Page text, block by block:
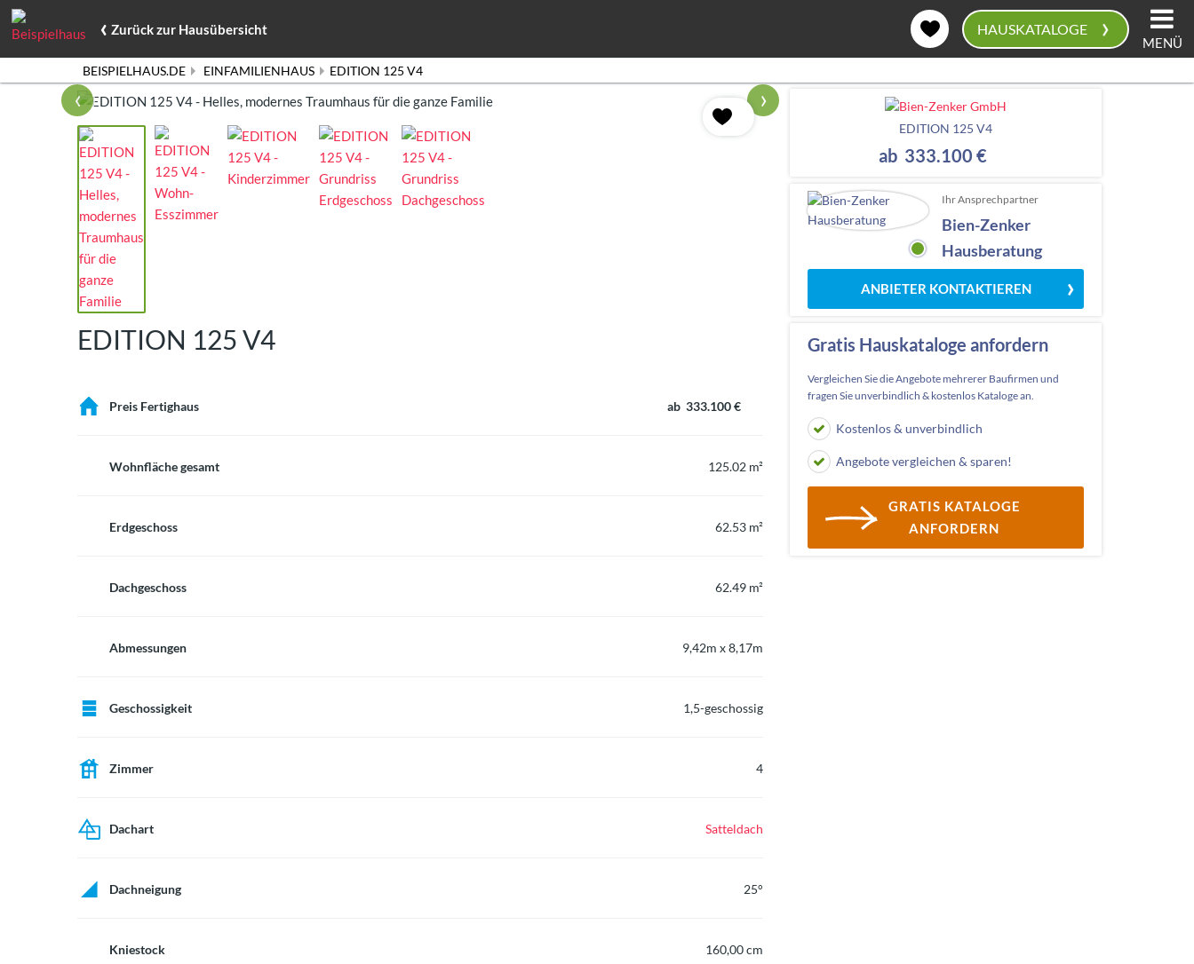
‹ Zurückzur Hausübersicht HAUSKATALOGE › MENÜ
BEISPIELHAUS.DE EINFAMILIENHAUS EDITION 125 V4
‹ ›
EDITION 125 V4
Preis Fertighaus ab 333.100 €
Wohnfläche gesamt 125.02 m²
Erdgeschoss 62.53 m²
Dachgeschoss 62.49 m²
Abmessungen 9,42m x 8,17m
Geschossigkeit 1,5-geschossig
Zimmer 4
Dachart Satteldach
Dachneigung 25°
Kniestock 160,00 cm
EDITION 125 V4
ab 333.100 €
Ihr Ansprechpartner
Bien-Zenker
Hausberatung
ANBIETER KONTAKTIEREN
Gratis Hauskataloge anfordern
Vergleichen Sie die Angebote mehrerer Baufirmen und
fragen Sie unverbindlich & kostenlos Kataloge an.
Kostenlos & unverbindlich
Angebote vergleichen & sparen!
GRATIS KATALOGE
ANFORDERN